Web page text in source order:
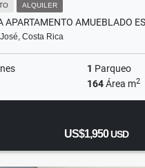
ALQUILER
APARTAMENTO AMUEBLADO
Costa Rica
1 Parqueo
164Área m2
US$1,950USD